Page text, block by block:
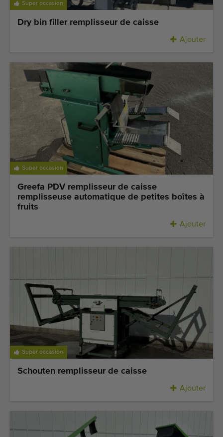
Super occasion
Dry bin filler remplisseur de caisse
Ajouter
Super occasion
Greefa PDV remplisseur de caisse
remplisseuse automatique de petites boîtes à
fruits
Ajouter
Super occasion
Schouten remplisseur de caisse
Ajouter